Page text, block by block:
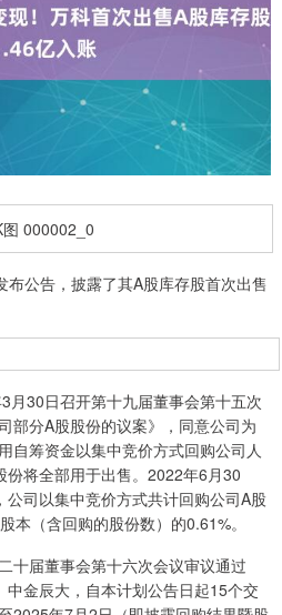
公告，披露了其A股库存股首次出售
30日召开第十九届董事会第十五次
部分A股股份的议案》，同意公司为
自筹资金以集中竞价方式回购公司人
份将全部用于出售。2022年6月30
公司以集中竞价方式共计回购公司A股
本（含回购的股份数）的0.61%。
届董事会第十六次会议审议通过
中金辰大，自本计划公告日起15个交